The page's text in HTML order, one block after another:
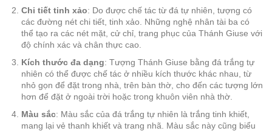
Chi tiết tinh xảo: Do được chế tác từ đá tự nhiên, tượng có
các đường nét chi tiết, tinh xảo. Những nghệ nhân tài ba có
thể tạo ra các nét mặt, cử chỉ, trang phục của Thánh Giuse với
độ chính xác và chân thực cao.
Kích thước đa dạng: Tượng Thánh Giuse bằng đá trắng tự
nhiên có thể được chế tác ở nhiều kích thước khác nhau, từ
nhỏ gọn để đặt trong nhà, trên bàn thờ, cho đến các tượng lớn
hơn để đặt ở ngoài trời hoặc trong khuôn viên nhà thờ.
Màu sắc: Màu sắc của đá trắng tự nhiên là trắng tinh khiết,
mang lại vẻ thanh khiết và trang nhã. Màu sắc này cũng biểu